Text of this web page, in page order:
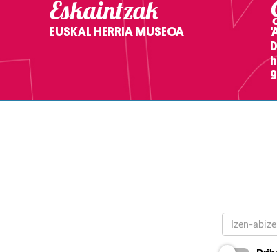
Eskaintzak
EUSKAL HERRIA MUSEOA